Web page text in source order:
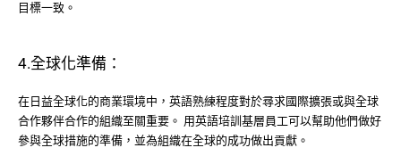
目標一致。
4.全球化準備：
在日益全球化的商業環境中，英語熟練程度對於尋求國際擴張或與全球
合作夥伴合作的組織至關重要。 用英語培訓基層員工可以幫助他們做好
參與全球措施的準備，並為組織在全球的成功做出貢獻。